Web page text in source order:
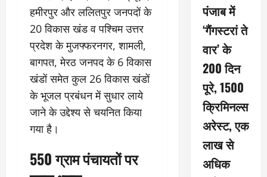
हमीरपुर और ललितपुर जनपदों के
20 विकास खंड व पश्चिम उत्तर
प्रदेश के मुजफ्फरनगर, शामली,
बागपत, मेरठ जनपद के 6 विकास
खंडों समेत कुल 26 विकास खंडों
के भूजल प्रबंधन में सुधार लाये
जाने के उद्देश्य से चयनित किया
गया है।
550 ग्राम पंचायतों पर
पंजाब में
‘गैंगस्टरां ते
वार’ के
200 दिन
पूरे, 1500
क्रिमिनल्स
अरेस्ट, एक
लाख से
अधिक